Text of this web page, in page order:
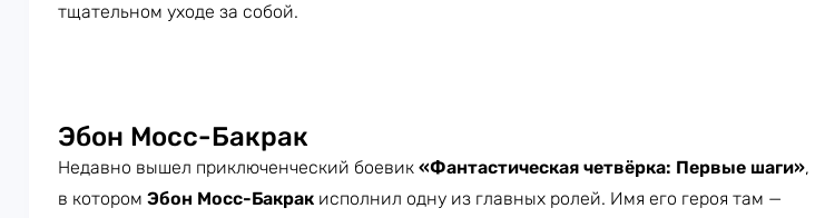
тщательном уходе за собой.
Эбон Мосс-Бакрак
Недавно вышел приключенческий боевик «Фантастическая четвёрка: Первые шаги»,
в котором Эбон Мосс-Бакрак исполнил одну из главных ролей. Имя его героя там —